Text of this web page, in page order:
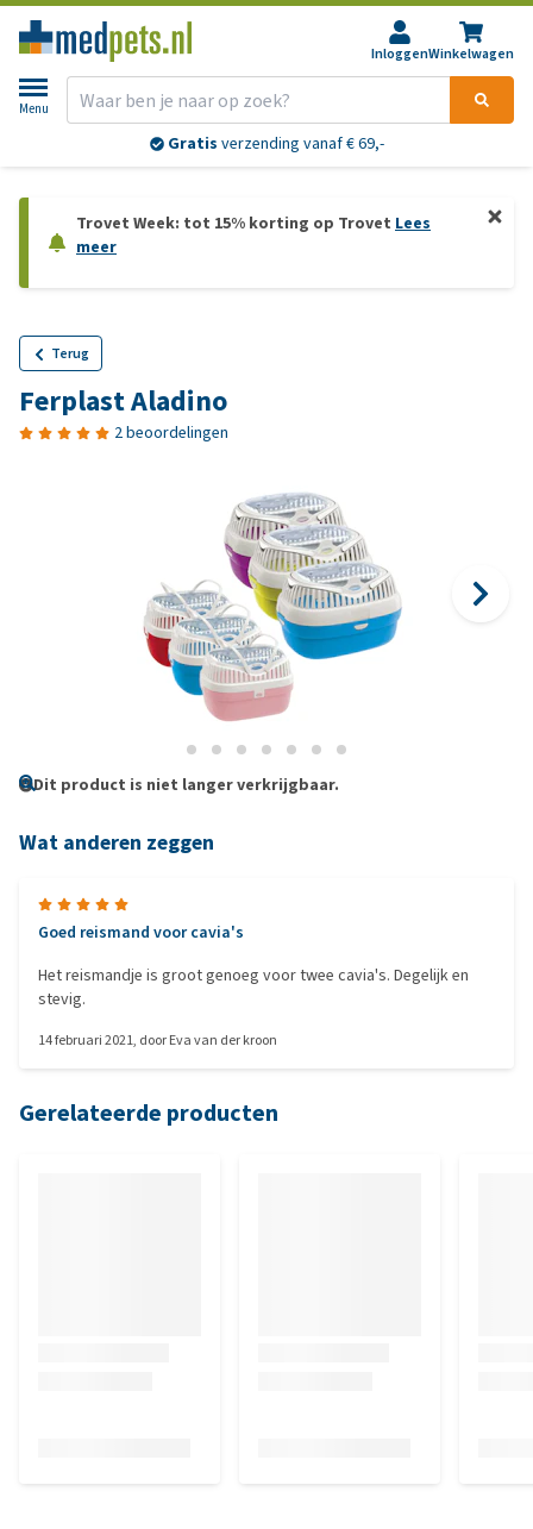
InloggenWinkelwagen
Menu
Gratis verzending vanaf € 69,-
Trovet Week: tot 15% korting op Trovet Lees
meer
Terug
Ferplast Aladino
2 beoordelingen
Dit product is niet langer verkrijgbaar.
Wat anderen zeggen
Goed reismand voor cavia's
Het reismandje is groot genoeg voor twee cavia's. Degelijk en
stevig.
14 februari 2021, doorEva van der kroon
Gerelateerde producten